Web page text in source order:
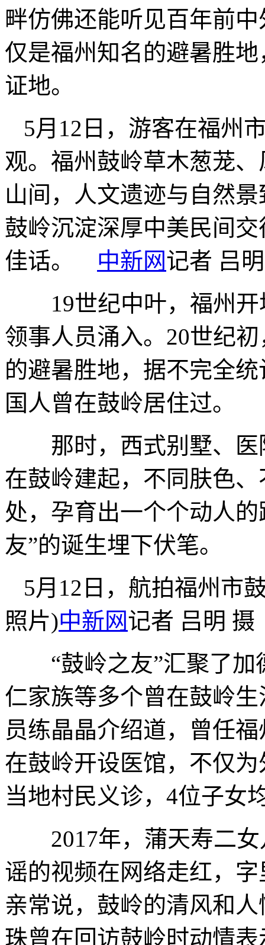
畔仿佛还能听见百年前
仅是福州知名的避暑胜
证地。
5月12日，游客在福州
观。福州鼓岭草木葱茏
山间，人文遗迹与自然
鼓岭沉淀深厚中美民间
佳话。 中新网记者 吕
19世纪中叶，福州开
领事人员涌入。20世纪
的避暑胜地，据不完全
国人曾在鼓岭居住过。
那时，西式别墅、医
在鼓岭建起，不同肤色
处，孕育出一个个动人
友”的诞生埋下伏笔。
5月12日，航拍福州市
照片)中新网记者 吕明 摄
“鼓岭之友”汇聚了加
仁家族等多个曾在鼓岭
员练晶晶介绍道，曾任
在鼓岭开设医馆，不仅
当地村民义诊，4位子女
2017年，蒲天寿二女
谣的视频在网络走红，
亲常说，鼓岭的清风和
珠曾在回访鼓岭时动情